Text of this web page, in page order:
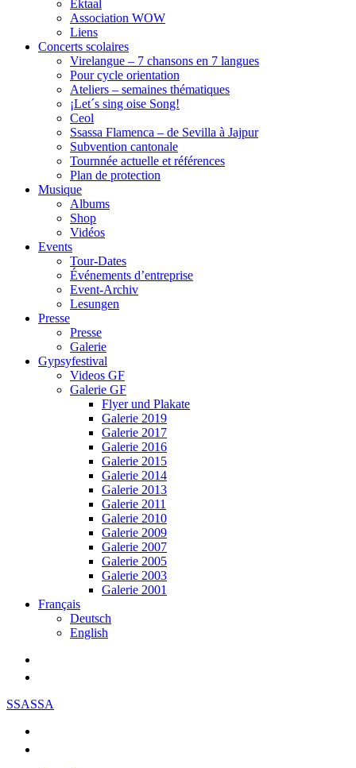
Ektaal
Association WOW
Liens
Concerts scolaires
Virelangue – 7 chansons en 7 langues
Pour cycle orientation
Ateliers – semaines thématiques
¡Let´s sing oise Song!
Ceol
Ssassa Flamenca – de Sevilla à Jajpur
Subvention cantonale
Tournnée actuelle et références
Plan de protection
Musique
Albums
Shop
Vidéos
Events
Tour-Dates
Événements d’entreprise
Event-Archiv
Lesungen
Presse
Presse
Galerie
Gypsyfestival
Videos GF
Galerie GF
Flyer und Plakate
Galerie 2019
Galerie 2017
Galerie 2016
Galerie 2015
Galerie 2014
Galerie 2013
Galerie 2011
Galerie 2010
Galerie 2009
Galerie 2007
Galerie 2005
Galerie 2003
Galerie 2001
Français
Deutsch
English
SSASSA